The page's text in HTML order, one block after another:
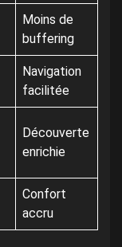
Moins de
buffering
Navigation
facilitée
Découverte
enrichie
Confort
accru